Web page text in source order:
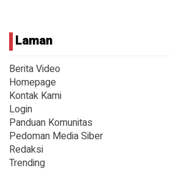
Laman
Berita Video
Homepage
Kontak Kami
Login
Panduan Komunitas
Pedoman Media Siber
Redaksi
Trending